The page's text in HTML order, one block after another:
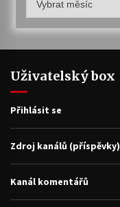
archiv
Uživatelský box
Přihlásit se
Zdroj kanálů (příspěvky)
Kanál komentářů